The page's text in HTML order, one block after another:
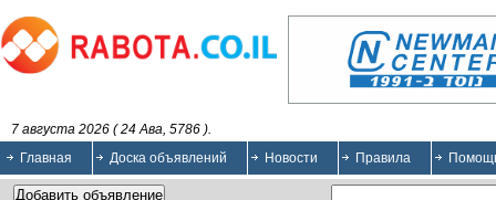
7 августа 2026 ( 24 Ава, 5786 ).
Главная
Доска объявлений Новости Правила